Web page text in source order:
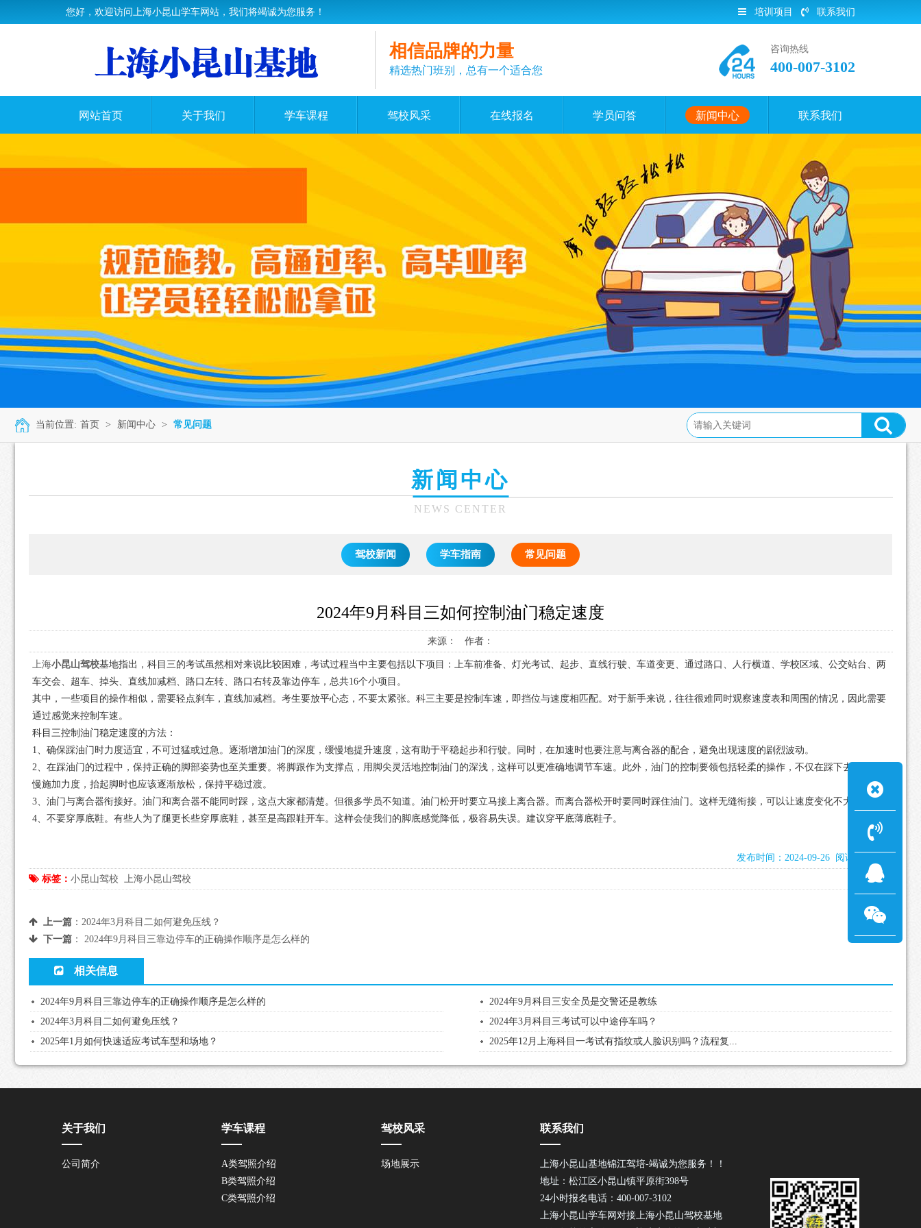
您好，欢迎访问上海小昆山学车网站，我们将竭诚为您服务！ 培训项目 联系我们
相信品牌的力量
精选热门班别，总有一个适合您
咨询热线
400-007-3102
网站首页 关于我们 学车课程 驾校风采 在线报名 学员问答 新闻中心 联系我们
当前位置: 首页 > 新闻中心 > 常见问题
新闻中心
NEWS CENTER
驾校新闻 学车指南 常见问题
2024年9月科目三如何控制油门稳定速度
来源： 作者：
上海小昆山驾校基地指出，科目三的考试虽然相对来说比较困难，考试过程当中主要包括以下项目：上车前准备、灯光考试、起步、直线行驶、车道变更、通过路口、人行横道、学校区域、公交站台、两
车交会、超车、掉头、直线加减档、路口左转、路口右转及靠边停车，总共16个小项目。
其中，一些项目的操作相似，需要轻点刹车，直线加减档。考生要放平心态，不要太紧张。科三主要是控制车速，即挡位与速度相匹配。对于新手来说，往往很难同时观察速度表和周围的情况，因此需要
通过感觉来控制车速。
科目三控制油门稳定速度的方法：
1、确保踩油门时力度适宜，不可过猛或过急。逐渐增加油门的深度，缓慢地提升速度，这有助于平稳起步和行驶。同时，在加速时也要注意与离合器的配合，避免出现速度的剧烈波动。
2、在踩油门的过程中，保持正确的脚部姿势也至关重要。将脚跟作为支撑点，用脚尖灵活地控制油门的深浅，这样可以更准确地调节车速。此外，油门的控制要领包括轻柔的操作，不仅在踩下去时要缓
慢施加力度，抬起脚时也应该逐渐放松，保持平稳过渡。
3、油门与离合器衔接好。油门和离合器不能同时踩，这点大家都清楚。但很多学员不知道。油门松开时要立马接上离合器。而离合器松开时要同时踩住油门。这样无缝衔接，可以让速度变化不大。
4、不要穿厚底鞋。有些人为了腿更长些穿厚底鞋，甚至是高跟鞋开车。这样会使我们的脚底感觉降低，极容易失误。建议穿平底薄底鞋子。
发布时间：2024-09-26 阅读：1791次
标签： 小昆山驾校 上海小昆山驾校
上一篇： 2024年3月科目二如何避免压线？
下一篇： 2024年9月科目三靠边停车的正确操作顺序是怎么样的
相关信息
2024年9月科目三靠边停车的正确操作顺序是怎么样的
2024年9月科目三安全员是交警还是教练
2024年3月科目二如何避免压线？
2024年3月科目三考试可以中途停车吗？
2025年1月如何快速适应考试车型和场地？
2025年12月上海科目一考试有指纹或人脸识别吗？流程复...
关于我们
公司简介
学车课程
A类驾照介绍
B类驾照介绍
C类驾照介绍
驾校风采
场地展示
联系我们
上海小昆山基地锦江驾培-竭诚为您服务！！
地址：松江区小昆山镇平原街398号
24小时报名电话：400-007-3102
上海小昆山学车网对接上海小昆山驾校基地